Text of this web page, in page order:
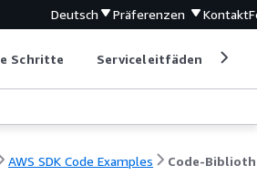
Deutsch Präferenzen Kontakt
Schritte Serviceleitfäden
AWS SDK Code Examples Code-